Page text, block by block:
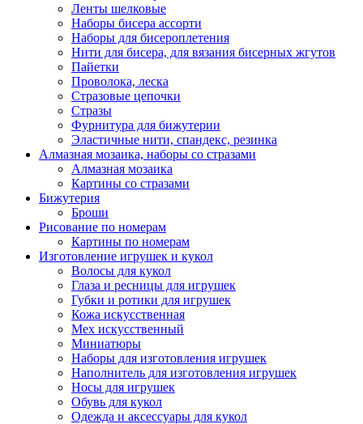
Ленты шелковые
Наборы бисера ассорти
Наборы для бисероплетения
Нити для бисера, для вязания бисерных жгутов
Пайетки
Проволока, леска
Стразовые цепочки
Стразы
Фурнитура для бижутерии
Эластичные нити, спандекс, резинка
Алмазная мозаика, наборы со стразами
Алмазная мозаика
Картины co стразами
Бижутерия
Броши
Рисование по номерам
Картины по номерам
Изготовление игрушек и кукол
Волосы для кукол
Глаза и ресницы для игрушек
Губки и ротики для игрушек
Кожа искусственная
Мех искусственный
Миниатюры
Наборы для изготовления игрушек
Наполнитель для изготовления игрушек
Носы для игрушек
Обувь для кукол
Одежда и аксессуары для кукол